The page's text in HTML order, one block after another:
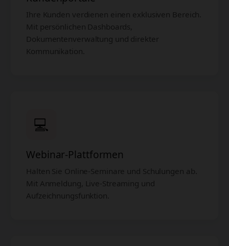
Ihre Kunden verdienen einen exklusiven Bereich.
Mit persönlichen Dashboards,
Dokumentenverwaltung und direkter
Kommunikation.
💻
Webinar-Plattformen
Halten Sie Online-Seminare und Schulungen ab.
Mit Anmeldung, Live-Streaming und
Aufzeichnungsfunktion.